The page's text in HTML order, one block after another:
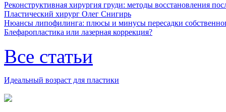
Реконструктивная хирургия груди: методы восстановления
Пластический хирург Олег Снигирь
Нюансы липофилинга: плюсы и минусы пересадки
Блефаропластика или лазерная коррекция?
Все статьи
Идеальный возраст для пластики